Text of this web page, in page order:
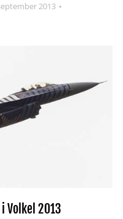
2013
Volkel 2013